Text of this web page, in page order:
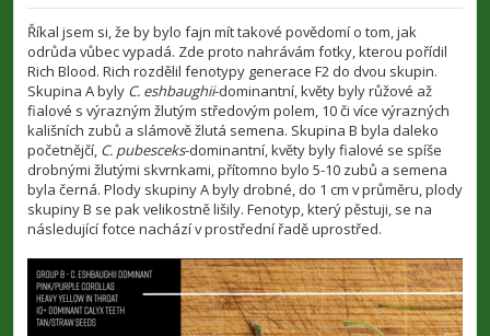
ř
í
s
p
ě
v
e
k
Říkal jsem si, že by bylo fajn mít takové povědomí o tom, jak
odrůda vůbec vypadá. Zde proto nahrávám fotky, kterou pořídil
Rich Blood. Rich rozdělil fenotypy generace F2 do dvou skupin.
Skupina A byly C. eshbaughii-dominantní, květy byly růžové až
fialové s výrazným žlutým středovým polem, 10 či více výrazných
kališních zubů a slámově žlutá semena. Skupina B byla daleko
početnějčí, C. pubesceks-dominantní, květy byly fialové se spíše
drobnými žlutými skvrnkami, přítomno bylo 5-10 zubů a semena
byla černá. Plody skupiny A byly drobné, do 1 cm v průměru, plody
skupiny B se pak velikostně lišily. Fenotyp, který pěstuji, se na
následující fotce nachází v prostřední řadě uprostřed.